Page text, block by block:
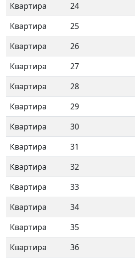
Квартира
24
Квартира
25
Квартира
26
Квартира
27
Квартира
28
Квартира
29
Квартира
30
Квартира
31
Квартира
32
Квартира
33
Квартира
34
Квартира
35
Квартира
36